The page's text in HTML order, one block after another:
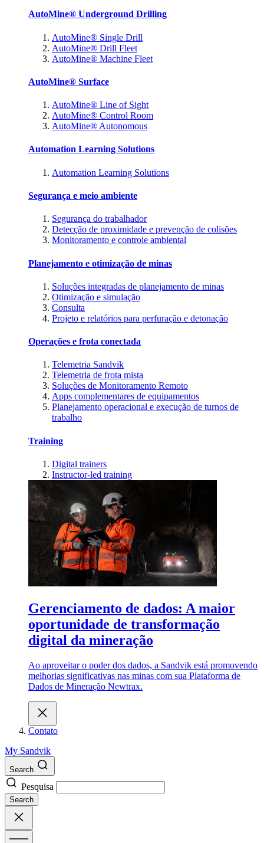
AutoMine® Underground Drilling
AutoMine® Single Drill
AutoMine® Drill Fleet
AutoMine® Machine Fleet
AutoMine® Surface
AutoMine® Line of Sight
AutoMine® Control Room
AutoMine® Autonomous
Automation Learning Solutions
Automation Learning Solutions
Segurança e meio ambiente
Segurança do trabalhador
Detecção de proximidade e prevenção de colisões
Monitoramento e controle ambiental
Planejamento e otimização de minas
Soluções integradas de planejamento de minas
Otimização e simulação
Consulta
Projeto e relatórios para perfuração e detonação
Operações e frota conectada
Telemetria Sandvik
Telemetria de frota mista
Soluções de Monitoramento Remoto
Apps complementares de equipamentos
Planejamento operacional e execução de turnos de
trabalho
Training
Digital trainers
Instructor-led training
Gerenciamento de dados: A maior
oportunidade de transformação
digital da mineração
Ao aproveitar o poder dos dados, a Sandvik está promovendo
melhorias significativas nas minas com sua Plataforma de
Dados de Mineração Newtrax.
Contato
My Sandvik
Search
Pesquisa
Search